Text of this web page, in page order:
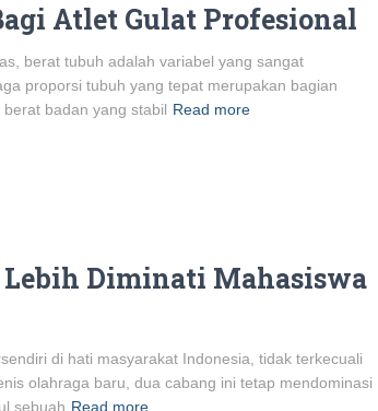
Atlet Gulat Profesional
berat tubuh adalah variabel yang sangat
proporsi tubuh yang tepat merupakan bagian
badan yang stabil Read more
Lebih Diminati Mahasiswa
di hati masyarakat Indonesia, tidak terkecuali
olahraga baru, dua cabang ini tetap mendominasi
sebuah Read more